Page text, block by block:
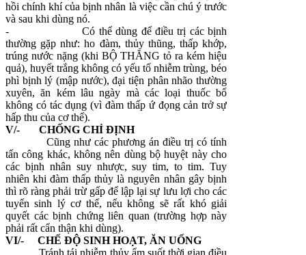
hồi chính khí của bịnh nhân là việc cần chú ý trước
và sau khi dùng nó.
-
Có thể dùng để điều trị các bịnh
thường gặp như: ho đàm, thủy thũng, thấp khớp,
trúng nước nặng (khi BỘ THĂNG tỏ ra kém hiệu
quả), huyết trắng không có yếu tố nhiễm trùng, béo
phì bịnh lý (mập nước), đại tiện phân nhão thường
xuyên, ăn kém lâu ngày mà các loại thuốc bổ
không có tác dụng (vì đàm thấp ứ đọng cản trở sự
hấp thu của cơ thể).
V/- CHỐNG CHỈ ĐỊNH
Cũng như các phương án điều trị có tính
tấn công khác, không nên dùng bộ huyệt này cho
các bịnh nhân suy nhược, suy tim, to tim. Tuy
nhiên khi đàm thấp thủy là nguyên nhân gây bịnh
thì rõ ràng phải trừ gấp để lập lại sự lưu lợi cho các
tuyến sinh lý cơ thể, nếu không sẽ rất khó giải
quyết các bịnh chứng liên quan (trường hợp này
phải rất cẩn thận khi dùng).
VI/- CHẾ ĐỘ SINH HOẠT, ĂN UỐNG